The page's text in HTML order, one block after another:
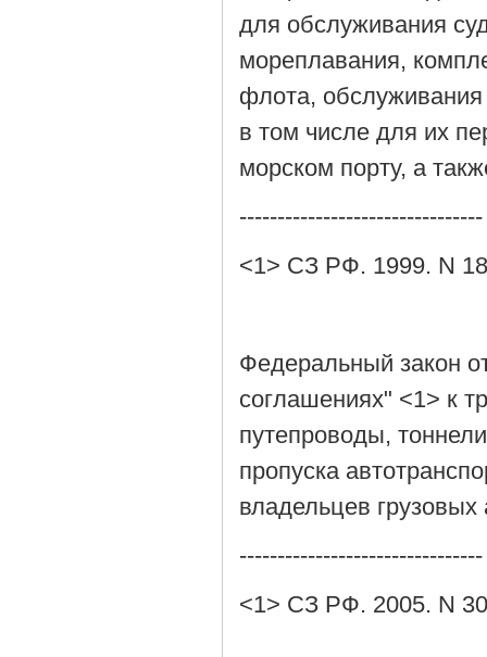
для обслуживания
мореплавания,
флота, обслуживания
в том числе для их
морском порту, а
--------------------------------
<1> СЗ РФ. 1999. N
Федеральный закон
соглашениях" <1> к
путепроводы,
пропуска
владельцев грузовых
--------------------------------
<1> СЗ РФ. 2005. N